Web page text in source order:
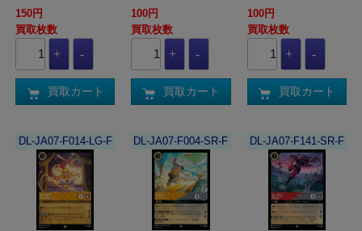
150円
買取枚数
買取カート
100円
買取枚数
買取カート
100円
買取枚数
買取カート
DL-JA07-F014-LG-F DL-JA07-F004-SR-F DL-JA07-F141-SR-F